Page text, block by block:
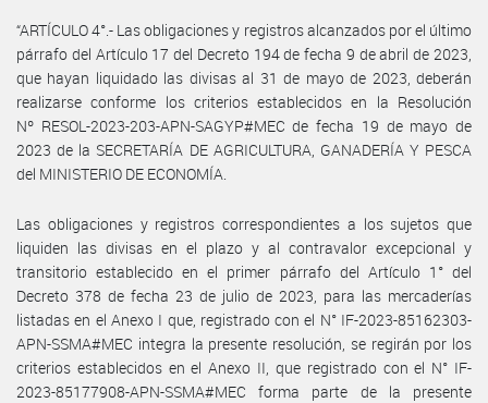
“ARTÍCULO 4°.- Las obligaciones y registros alcanzados por el último
párrafo del Artículo 17 del Decreto 194 de fecha 9 de abril de 2023,
que hayan liquidado las divisas al 31 de mayo de 2023, deberán
realizarse conforme los criterios establecidos en la Resolución
Nº RESOL-2023-203-APN-SAGYP#MEC de fecha 19 de mayo de
2023 de la SECRETARÍA DE AGRICULTURA, GANADERÍA Y PESCA
del MINISTERIO DE ECONOMÍA.
Las obligaciones y registros correspondientes a los sujetos que
liquiden las divisas en el plazo y al contravalor excepcional y
transitorio establecido en el primer párrafo del Artículo 1° del
Decreto 378 de fecha 23 de julio de 2023, para las mercaderías
listadas en el Anexo I que, registrado con el N° IF-2023-85162303-
APN-SSMA#MEC integra la presente resolución, se regirán por los
criterios establecidos en el Anexo II, que registrado con el N° IF-
2023-85177908-APN-SSMA#MEC forma parte de la presente